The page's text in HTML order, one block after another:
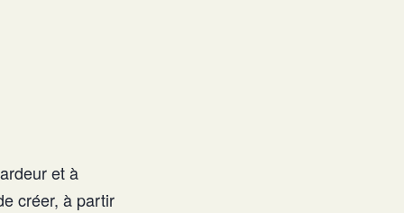
et à
créer, à partir